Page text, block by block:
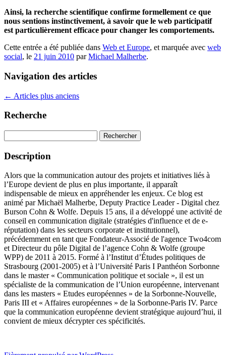
Ainsi, la recherche scientifique confirme formellement ce que
nous sentions instinctivement, à savoir que le web participatif
est particulièrement efficace pour changer les comportements.
Cette entrée a été publiée dans Web et Europe, et marquée avec web
social, le 21 juin 2010 parMichael Malherbe.
Navigation des articles
← Articles plus anciens
Recherche
Description
Alors que la communication autour des projets et initiatives liés à
l’Europe devient de plus en plus importante, il apparaît
indispensable de mieux en appréhender les enjeux. Ce blog est
animé par Michaël Malherbe, Deputy Practice Leader - Digital chez
Burson Cohn & Wolfe. Depuis 15 ans, il a développé une activité de
conseil en communication digitale (stratégies d'influence et de e-
réputation) dans les secteurs corporate et institutionnel),
précédemment en tant que Fondateur-Associé de l'agence Two4com
et Directeur du pôle Digital de l’agence Cohn & Wolfe (groupe
WPP) de 2011 à 2015. Formé à l’Institut d’Études politiques de
Strasbourg (2001-2005) et à l’Université Paris I Panthéon Sorbonne
dans le master « Communication politique et sociale », il est un
spécialiste de la communication de l’Union européenne, intervenant
dans les masters « Etudes européennes » de la Sorbonne-Nouvelle,
Paris III et « Affaires européennes » de la Sorbonne-Paris IV. Parce
que la communication européenne devient stratégique aujourd’hui, il
convient de mieux décrypter ces spécificités.